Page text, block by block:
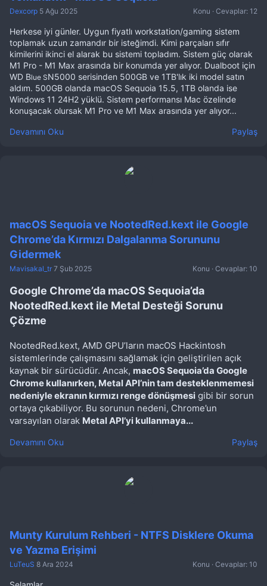
Dexcorp 5 Ağu 2025 Konu Cevaplar: 12
Herkese iyi günler. Uygun fiyatlı workstation/gaming sistem
toplamak uzun zamandır bir isteğimdi. Kimi parçaları sıfır
kimilerini ikinci el alarak bu sistemi topladım. Sistem güç olarak
M1 Pro - M1 Max arasında bir konumda yer alıyor. Dualboot için
WD Blue SN5000 serisinden 500GB ve 1TB'lık iki model satın
aldım. 500GB olanda macOS Sequoia 15.5, 1TB olanda ise
Windows 11 24H2 yüklü. Sistem performansı Mac özelinde
konuşacak olursak M1 Pro ve M1 Max arasında yer alıyor...
Paylaş
Devamını Oku
macOS Sequoia ve NootedRed.kext ile Google
Chrome’da Kırmızı Dalgalanma Sorununu
Gidermek
Mavisakal_tr 7 Şub 2025 Konu Cevaplar: 10
Google Chrome’da macOS Sequoia’da
NootedRed.kext ile Metal Desteği Sorunu
Çözme
NootedRed.kext, AMD GPU’ların macOS Hackintosh
sistemlerinde çalışmasını sağlamak için geliştirilen açık
kaynak bir sürücüdür. Ancak, macOS Sequoia’da Google
Chrome kullanırken, Metal API’nin tam desteklenmemesi
nedeniyle ekranın kırmızı renge dönüşmesi gibi bir sorun
ortaya çıkabiliyor. Bu sorunun nedeni, Chrome’un
varsayılan olarak Metal API’yi kullanmaya...
Paylaş
Devamını Oku
Munty Kurulum Rehberi - NTFS Disklere Okuma
ve Yazma Erişimi
LuTeuS 8 Ara 2024 Konu Cevaplar: 10